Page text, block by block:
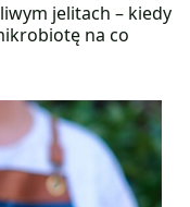
jelitach – kiedy
na co